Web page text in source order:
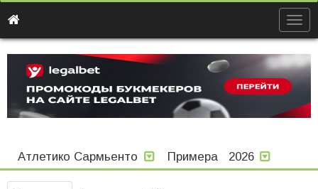
Атлетико Сармьенто Примера 2026